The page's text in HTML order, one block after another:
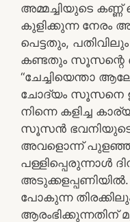
അമ്മച്ചിയുടെ കണ്ണ്
കുളിക്കുന്ന നേരം
പെട്ടതും,
കണ്ടതും സൂസന്റെ
“ചേച്ചിയെന്താ
ചോദ്യം സൂസനെ
നിന്നെ കളിച്ച
സൂസൻ ഭവനിയുടെ
അവളൊന്ന്
പള്ളിപ്പെരുന്നാൾ
പോകുന്ന
ആരംഭിക്കുന്നതിന്